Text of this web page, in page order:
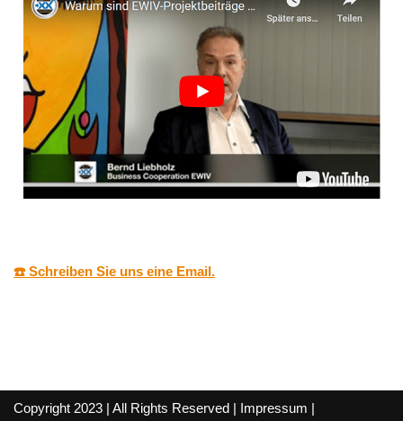
☎️ Schreiben Sie uns eine Email.
Copyright 2023 | All Rights Reserved | Impressum |